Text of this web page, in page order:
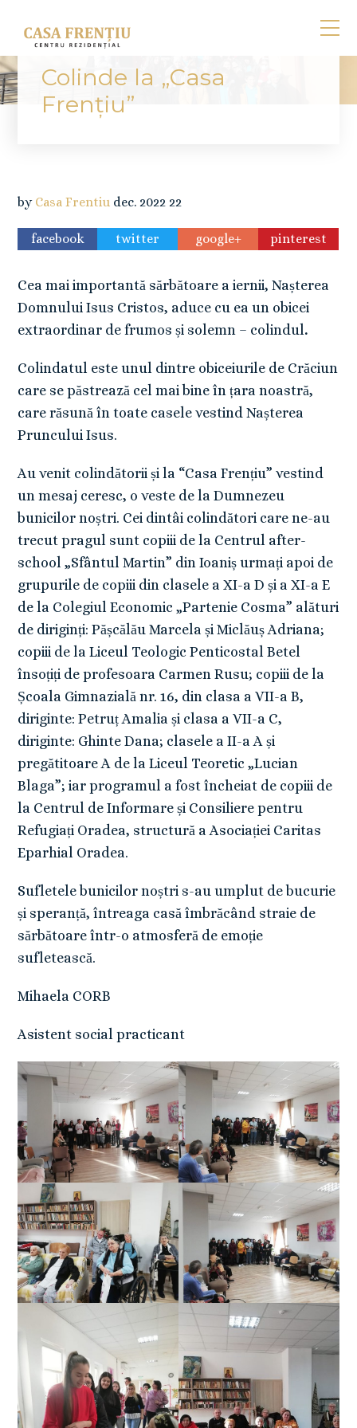
Colinde la „Casa
Frențiu”
by Casa Frentiu dec. 2022 22
facebook twitter google+ pinterest
Cea mai importantă sărbătoare a iernii, Nașterea
Domnului Isus Cristos, aduce cu ea un obicei
extraordinar de frumos și solemn – colindul.
Colindatul este unul dintre obiceiurile de Crăciun
care se păstrează cel mai bine în țara noastră,
care răsună în toate casele vestind Nașterea
Pruncului Isus.
Au venit colindătorii și la “Casa Frențiu” vestind
un mesaj ceresc, o veste de la Dumnezeu
bunicilor noștri. Cei dintâi colindători care ne-au
trecut pragul sunt copiii de la Centrul after-
school „Sfântul Martin” din Ioaniș urmați apoi de
grupurile de copiii din clasele a XI-a D și a XI-a E
de la Colegiul Economic „Partenie Cosma” alături
de diriginți: Pășcălău Marcela și Miclăuș Adriana;
copiii de la Liceul Teologic Penticostal Betel
însoțiți de profesoara Carmen Rusu; copiii de la
Școala Gimnazială nr. 16, din clasa a VII-a B,
diriginte: Petruț Amalia și clasa a VII-a C,
diriginte: Ghinte Dana; clasele a II-a A și
pregătitoare A de la Liceul Teoretic „Lucian
Blaga”; iar programul a fost încheiat de copiii de
la Centrul de Informare și Consiliere pentru
Refugiați Oradea, structură a Asociației Caritas
Eparhial Oradea.
Sufletele bunicilor noștri s-au umplut de bucurie
și speranță, întreaga casă îmbrăcând straie de
sărbătoare într-o atmosferă de emoție
sufletească.
Mihaela CORB
Asistent social practicant